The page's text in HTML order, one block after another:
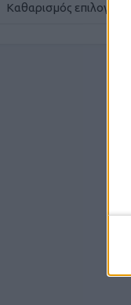
Καθαρισμός επιλογών